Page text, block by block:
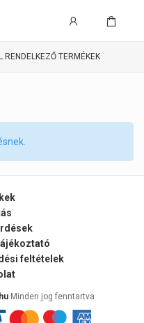
RENDELKEZŐ TERMÉKEK
feltételek
Minden jog fenntartva